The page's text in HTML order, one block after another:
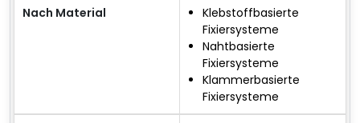
Nach Material
Klebstoffbasierte
Fixiersysteme
Nahtbasierte
Fixiersysteme
Klammerbasierte
Fixiersysteme